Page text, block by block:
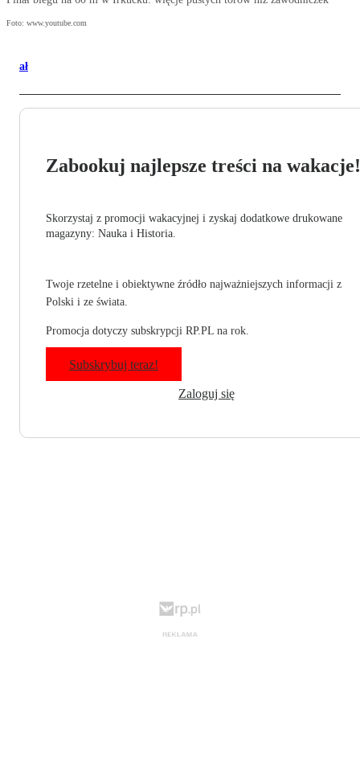
Foto: www.youtube.com
ał
Zabookuj najlepsze treści na wakacje!
Skorzystaj z promocji wakacyjnej i zyskaj dodatkowe drukowane
magazyny: Nauka i Historia.
Twoje rzetelne i obiektywne źródło najważniejszych informacji z
Polski i ze świata.
Promocja dotyczy subskrypcji RP.PL na rok.
Subskrybuj teraz!
Zaloguj się